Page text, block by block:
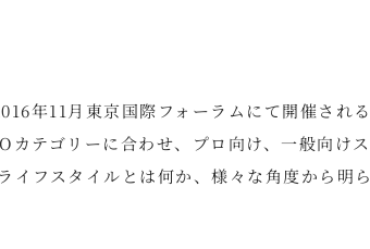
年11月東京国際フォーラムにて開催される
テゴリーに合わせ、プロ向け、一般向けス
イフスタイルとは何か、様々な角度から明ら